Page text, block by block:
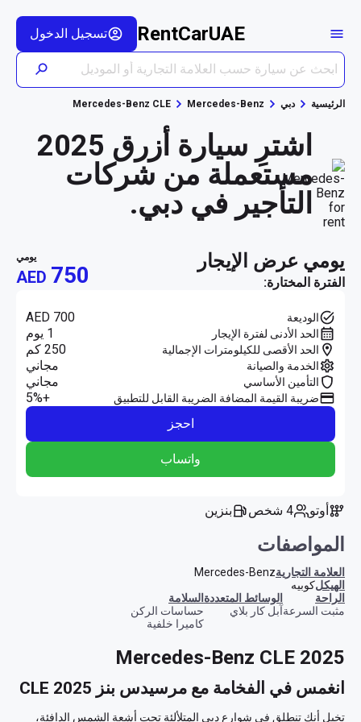
RentCarUAE تسجيل الدخول
الرئيسية دبي Mercedes-Benz
Mercedes-Benz CLE
اشترِ سيارة أزرق 2025
مستعملة من شركات
التأجير في دبي.
يومي عرض الإيجار
الفترة المختارة:
يومي
AED 750
الوديعة AED 700
الحد الأدنى لفترة الإيجار 1 يوم
الحد الأقصى للكيلومترات الإجمالية 250 كم
الخدمة والصيانة مجاني
التأمين الأساسي مجاني
ضريبة القيمة المضافة الضريبة القابل للتطبيق
+5%
احجز
واتساب
أوتو 4 شخص بنزين
المواصفات
العلامة التجاريةMercedes-Benz
الهيكلكوبيه
الراحة
مثبت السرعة
الوسائط المتعددة
آبل كار بلاي
السلامة
حساسات الركن
كاميرا خلفية
Mercedes-Benz CLE 2025
انغمس في الفخامة مع مرسيدس بنز CLE 2025